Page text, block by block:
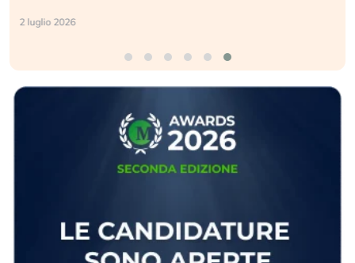
2 luglio 2026